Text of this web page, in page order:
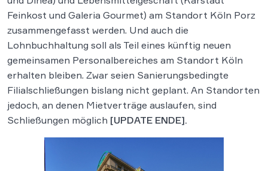
Feinkost und Galeria Gourmet) am Standort Köln Porz
zusammengefasst werden. Und auch die
Lohnbuchhaltung soll als Teil eines künftig neuen
gemeinsamen Personalbereiches am Standort Köln
erhalten bleiben. Zwar seien Sanierungsbedingte
Filialschließungen bislang nicht geplant. An Standorten
jedoch, an denen Mietverträge auslaufen, sind
Schließungen möglich [UPDATE ENDE].